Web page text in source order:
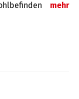
mehr